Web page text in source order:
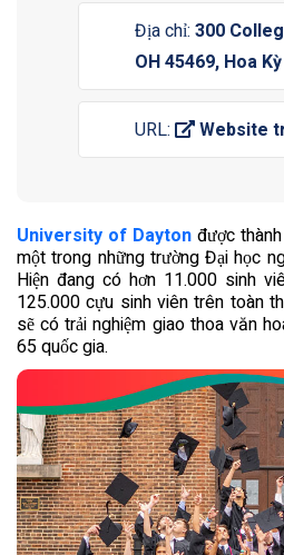
Địa chỉ: 300
OH 45469, Hoa Kỳ
URL: Website
University of Daytonđược
một trong những trường Đại học
Hiện đang có hơn 11.000 sinh
125.000 cựu sinh viên trên toàn
sẽ có trải nghiệm giao thoa văn
65 quốc gia.